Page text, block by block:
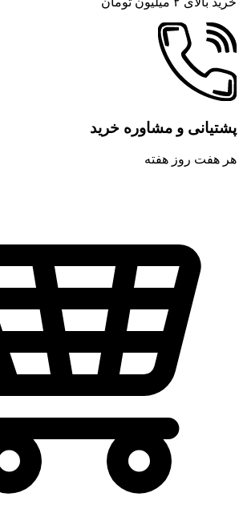
پشتیانی و مشاوره خرید
هر هفت روز هفته